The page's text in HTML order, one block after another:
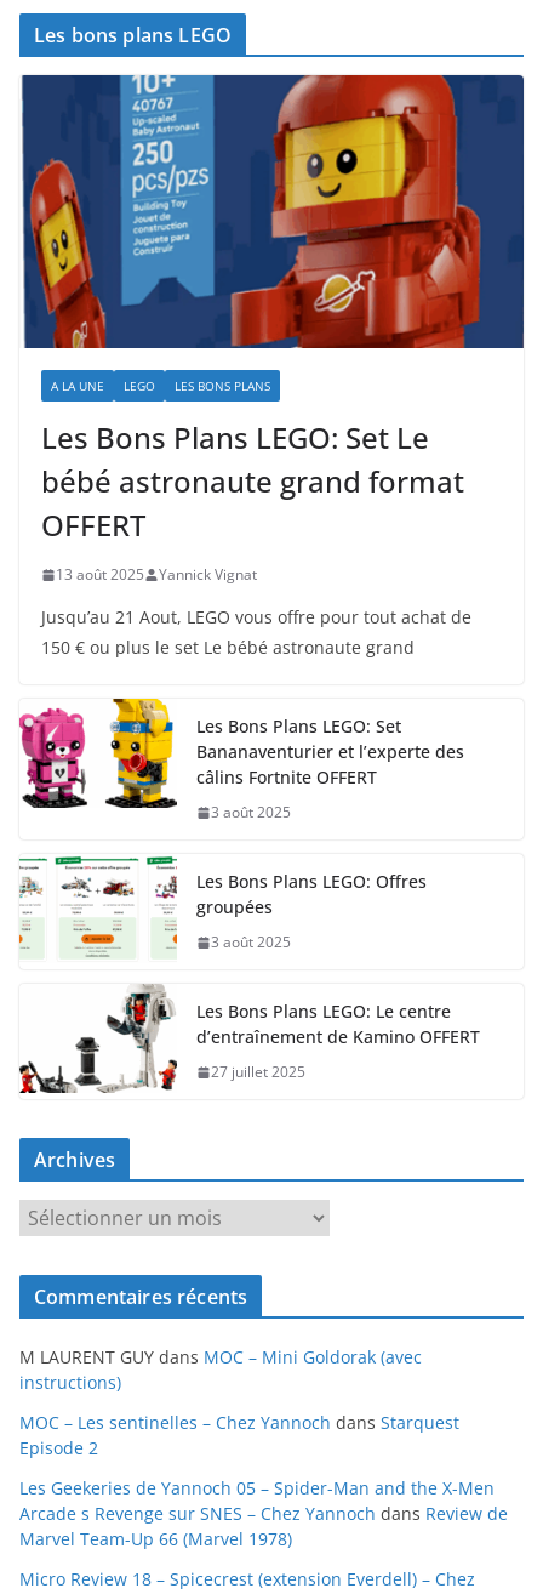
Les bons plans LEGO
A LA UNE LEGO LES BONS PLANS
Les Bons Plans LEGO: Set Le
bébé astronaute grand format
OFFERT
13 août 2025 Yannick Vignat
Jusqu’au 21 Aout, LEGO vous offre pour tout achat de
150 € ou plus le set Le bébé astronaute grand
Les Bons Plans LEGO: Set
Bananaventurier et l’experte des
câlins Fortnite OFFERT
3 août 2025
Les Bons Plans LEGO: Offres
groupées
3 août 2025
Les Bons Plans LEGO: Le centre
d’entraînement de Kamino OFFERT
27 juillet 2025
Archives
c
v
e
s
Commentaires récents
M LAURENT GUY dans MOC – Mini Goldorak (avec
instructions)
MOC – Les sentinelles – Chez Yannoch dans Starquest
Episode 2
Les Geekeries de Yannoch 05 – Spider-Man and the X-Men
Arcade s Revenge sur SNES – Chez Yannoch dans Review de
Marvel Team-Up 66 (Marvel 1978)
Micro Review 18 – Spicecrest (extension Everdell) – Chez